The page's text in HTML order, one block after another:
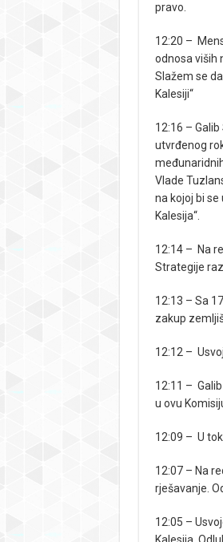
pravo.
12:20 –
odnosa viših
Slažem se
Kalesiji“
12:16 –
utvrđenog
Vlade
na kojoj bi
Kalesija“.
12:14 – Na
Strategije
12:13 – Sa
zakup
12:12 –
12:11 –
u ovu
12:09 – U
12:07 – Na
rješavanje.
12:05 –